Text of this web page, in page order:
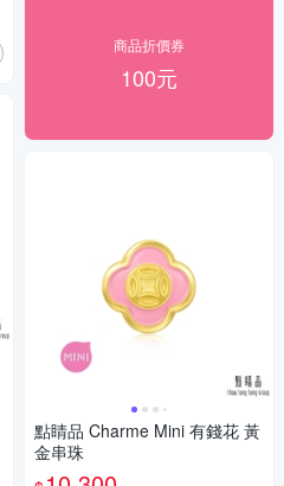
商品折價券
100元
點睛品 Charme Mini 有錢花 黃
金串珠